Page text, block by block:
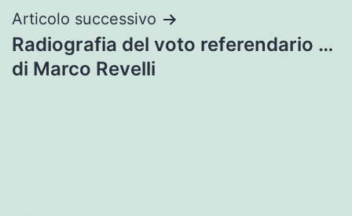
Articolo successivo
Radiografia del voto referendario …
di Marco Revelli